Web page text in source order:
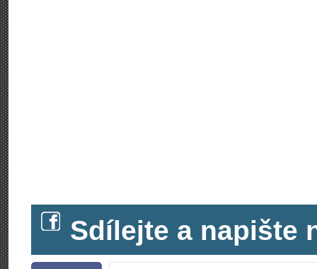
Sdílejte a napište